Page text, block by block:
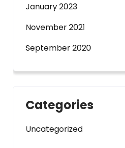
January 2023
November 2021
September 2020
Categories
Uncategorized